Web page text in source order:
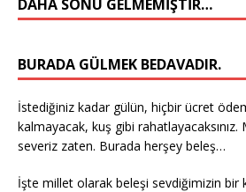
DAHA SONU GELMEMIŞTIR…
BURADA GÜLMEK BEDAVADIR.
İstediğiniz kadar gülün, hiçbir ücret
kalmayacak, kuş gibi
severiz zaten. Burada herşey beleş…
İşte millet olarak beleşi sevdiğimizin bir